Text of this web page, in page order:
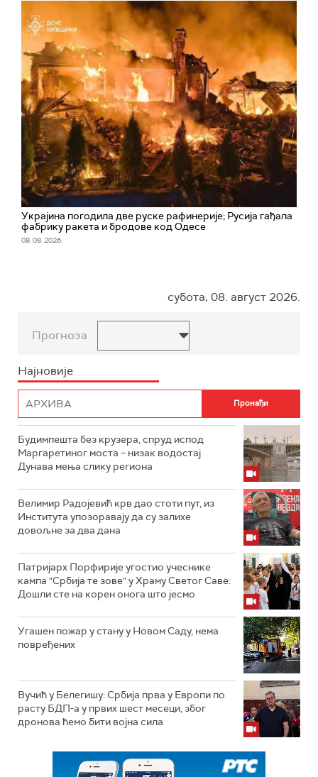
Украјина погодила две руске рафинерије; Русија гађала
фабрику ракета и бродове код Одесе
08. 08. 2026.
субота, 08. август 2026.
Прогноза
Најновије
Будимпешта без крузера, спруд испод
Маргаретиног моста – низак водостај
Дунава мења слику региона
Велимир Радојевић крв дао стоти пут, из
Института упозоравају да су залихе
довољне за два дана
Патријарх Порфирије угостио учеснике
кампа "Србија те зове" у Храму Светог Саве:
Дошли сте на корен онога што јесмо
Угашен пожар у стану у Новом Саду, нема
повређених
Вучић у Белегишу: Србија прва у Европи по
расту БДП-а у првих шест месеци, због
дронова ћемо бити војна сила